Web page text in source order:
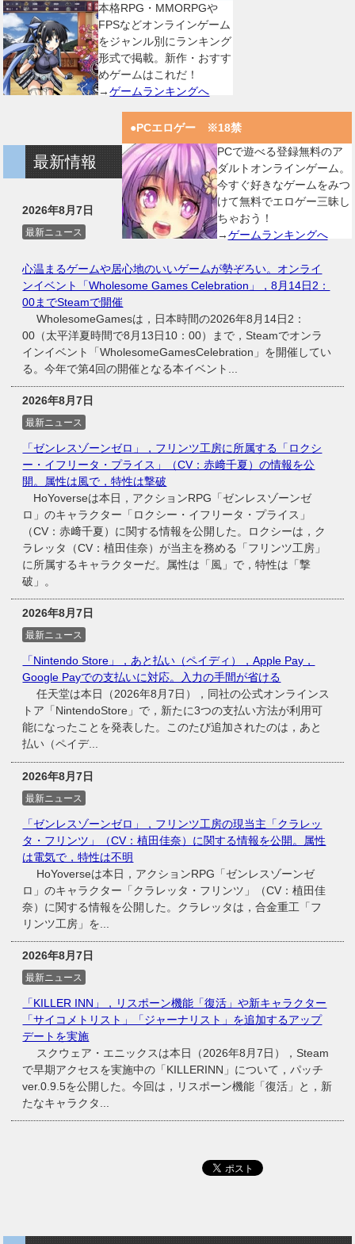
本格RPG・MMORPGや
FPSなどオンラインゲーム
をジャンル別にランキング
形式で掲載。新作・おすす
めゲームはこれだ！
→ゲームランキングへ
●PCエロゲー ※18禁
PCで遊べる登録無料のア
ダルトオンラインゲーム。
今すぐ好きなゲームをみつ
けて無料でエロゲー三昧し
ちゃおう！
→ゲームランキングへ
最新情報
2026年8月7日
最新ニュース
心温まるゲームや居心地のいいゲームが勢ぞろい。オンライ
ンイベント「Wholesome Games Celebration」，8月14日2：
00までSteamで開催
WholesomeGamesは，日本時間の2026年8月14日2：
00（太平洋夏時間で8月13日10：00）まで，Steamでオンラ
インイベント「WholesomeGamesCelebration」を開催してい
る。今年で第4回の開催となる本イベント...
2026年8月7日
最新ニュース
「ゼンレスゾーンゼロ」，フリンツ工房に所属する「ロクシ
ー・イフリータ・プライス」（CV：赤﨑千夏）の情報を公
開。属性は風で，特性は撃破
HoYoverseは本日，アクションRPG「ゼンレスゾーンゼ
ロ」のキャラクター「ロクシー・イフリータ・プライス」
（CV：赤﨑千夏）に関する情報を公開した。ロクシーは，ク
ラレッタ（CV：植田佳奈）が当主を務める「フリンツ工房」
に所属するキャラクターだ。属性は「風」で，特性は「撃
破」。
2026年8月7日
最新ニュース
「Nintendo Store」，あと払い（ペイディ），Apple Pay，
Google Payでの支払いに対応。入力の手間が省ける
任天堂は本日（2026年8月7日），同社の公式オンラインス
トア「NintendoStore」で，新たに3つの支払い方法が利用可
能になったことを発表した。このたび追加されたのは，あと
払い（ペイデ...
2026年8月7日
最新ニュース
「ゼンレスゾーンゼロ」，フリンツ工房の現当主「クラレッ
タ・フリンツ」（CV：植田佳奈）に関する情報を公開。属性
は電気で，特性は不明
HoYoverseは本日，アクションRPG「ゼンレスゾーンゼ
ロ」のキャラクター「クラレッタ・フリンツ」（CV：植田佳
奈）に関する情報を公開した。クラレッタは，合金重工「フ
リンツ工房」を...
2026年8月7日
最新ニュース
「KILLER INN」，リスポーン機能「復活」や新キャラクター
「サイコメトリスト」「ジャーナリスト」を追加するアップ
デートを実施
スクウェア・エニックスは本日（2026年8月7日），Steam
で早期アクセスを実施中の「KILLERINN」について，パッチ
ver.0.9.5を公開した。今回は，リスポーン機能「復活」と，新
たなキャラクタ...